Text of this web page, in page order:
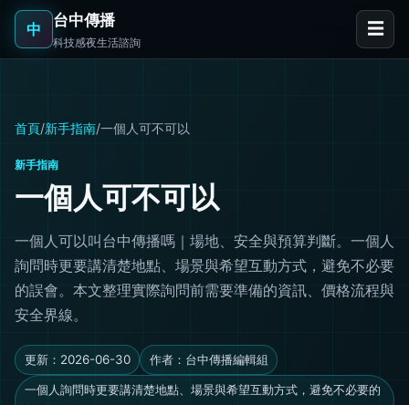
中 台中傳播
科技感夜生活諮詢
☰
首頁/新手指南/一個人可不可以
新手指南
一個人可不可以
一個人可以叫台中傳播嗎｜場地、安全與預算判斷。一個人
詢問時更要講清楚地點、場景與希望互動方式，避免不必要
的誤會。本文整理實際詢問前需要準備的資訊、價格流程與
安全界線。
更新：2026-06-30 作者：台中傳播編輯組
一個人詢問時更要講清楚地點、場景與希望互動方式，避免不必要的